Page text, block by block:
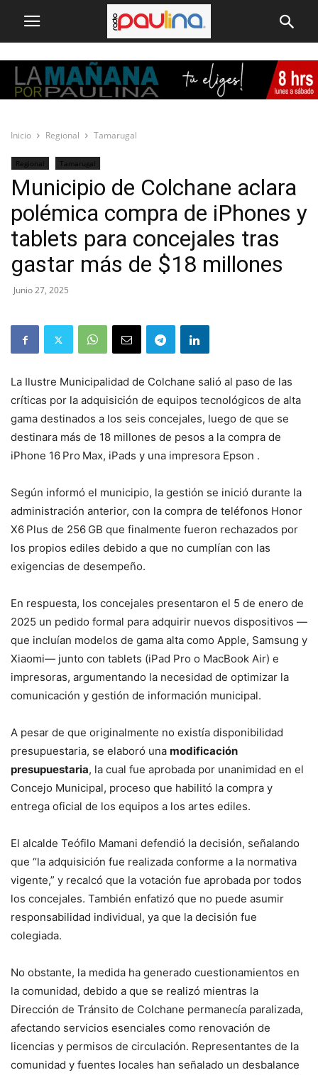
Inicio Regional Tamarugal
Regional Tamarugal
Municipio de Colchane aclara
polémica compra de iPhones y
tablets para concejales tras
gastar más de $18 millones
Junio 27, 2025
La Ilustre Municipalidad de Colchane salió al paso de las
críticas por la adquisición de equipos tecnológicos de alta
gama destinados a los seis concejales, luego de que se
destinara más de 18 millones de pesos a la compra de
iPhone 16 Pro Max, iPads y una impresora Epson .
Según informó el municipio, la gestión se inició durante la
administración anterior, con la compra de teléfonos Honor
X6 Plus de 256 GB que finalmente fueron rechazados por
los propios ediles debido a que no cumplían con las
exigencias de desempeño.
En respuesta, los concejales presentaron el 5 de enero de
2025 un pedido formal para adquirir nuevos dispositivos —
que incluían modelos de gama alta como Apple, Samsung y
Xiaomi— junto con tablets (iPad Pro o MacBook Air) e
impresoras, argumentando la necesidad de optimizar la
comunicación y gestión de información municipal.
A pesar de que originalmente no existía disponibilidad
presupuestaria, se elaboró una modificación
presupuestaria, la cual fue aprobada por unanimidad en el
Concejo Municipal, proceso que habilitó la compra y
entrega oficial de los equipos a los artes ediles.
El alcalde Teófilo Mamani defendió la decisión, señalando
que “la adquisición fue realizada conforme a la normativa
vigente,” y recalcó que la votación fue aprobada por todos
los concejales. También enfatizó que no puede asumir
responsabilidad individual, ya que la decisión fue
colegiada.
No obstante, la medida ha generado cuestionamientos en
la comunidad, debido a que se realizó mientras la
Dirección de Tránsito de Colchane permanecía paralizada,
afectando servicios esenciales como renovación de
licencias y permisos de circulación. Representantes de la
comunidad y fuentes locales han señalado un desbalance